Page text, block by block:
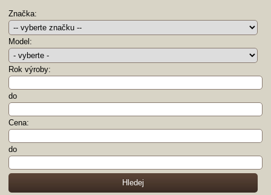
Značka:
Model:
Rok výroby:
do
Cena:
do